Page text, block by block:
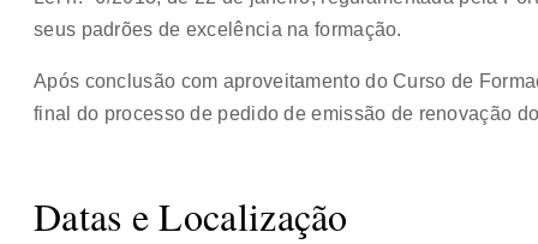
seus padrões de excelência na formação.
Após conclusão com aproveitamento do Curso de
final do processo de pedido de emissão de renovação
Datas e Localização